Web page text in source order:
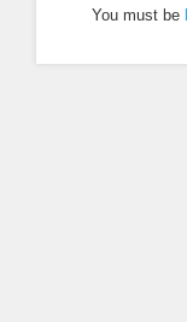
You must be